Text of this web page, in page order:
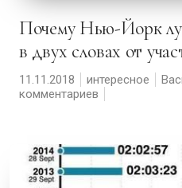
Почему Нью-Йорк лучший марафон мира
в двух словах от
11.11.2018 интересное
комментариев